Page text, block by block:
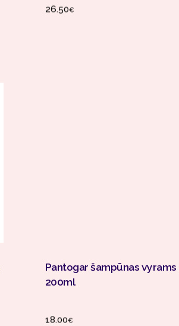
26.50€
Pantogar šampūnas vyrams
200ml
18.00€